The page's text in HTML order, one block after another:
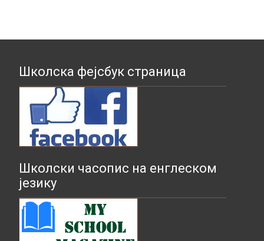
Школска фејсбук страница
Школски часопис на енглеском
језику